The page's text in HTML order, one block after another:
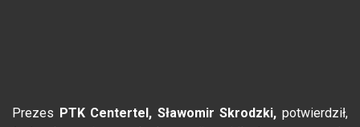
Prezes PTK Centertel, Sławomir Skrodzki, potwierdził,